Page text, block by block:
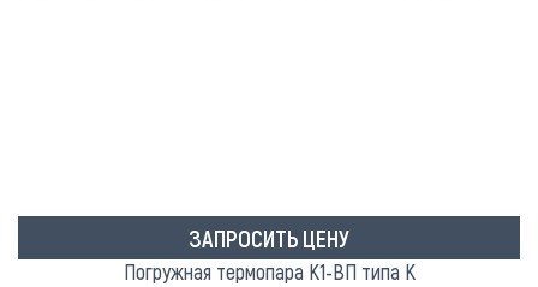
ЗАПРОСИТЬ ЦЕНУ
Погружная термопара К1-ВП типа K